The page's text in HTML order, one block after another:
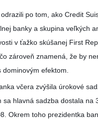
po tom, ako Credit
banky a skupina veľkých
v ťažko skúšanej First
zároveň znamená, že by
efektom.
včera zvýšila úrokové
sa hlavná sadzba dostala na
Okrem toho prezidentka